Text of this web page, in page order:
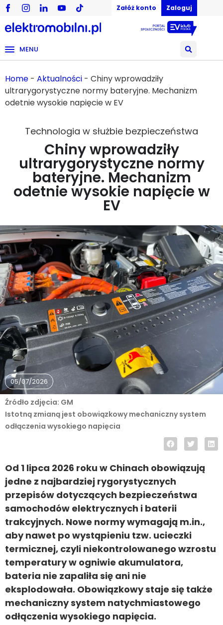
Załóż konto Zaloguj
MENU
Home - Aktualności - Chiny wprowadziły
ultrarygorystyczne normy bateryjne. Mechanizm
odetnie wysokie napięcie w EV
Technologia w służbie bezpieczeństwa
Chiny wprowadziły
ultrarygorystyczne normy
bateryjne. Mechanizm
odetnie wysokie napięcie w
EV
05/07/2026
Istotną zmianą jest obowiązkowy mechaniczny system
odłączenia wysokiego napięcia
Źródło zdjęcia: GM
Od 1 lipca 2026 roku w Chinach obowiązują
jedne z najbardziej rygorystycznych
przepisów dotyczących bezpieczeństwa
samochodów elektrycznych i baterii
trakcyjnych. Nowe normy wymagają m.in.,
aby nawet po wystąpieniu tzw. ucieczki
termicznej, czyli niekontrolowanego wzrostu
temperatury w ogniwie akumulatora,
bateria nie zapaliła się ani nie
eksplodowała. Obowiązkowy staje się także
mechaniczny system natychmiastowego
odłączenia wysokiego napięcia.